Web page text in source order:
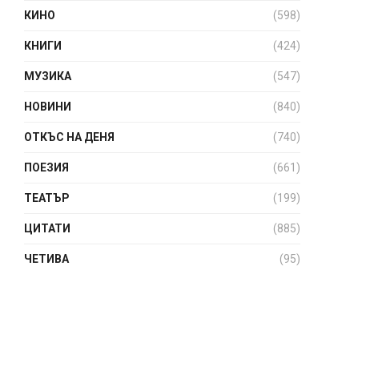
КИНО (598)
КНИГИ (424)
МУЗИКА (547)
НОВИНИ (840)
ОТКЪС НА ДЕНЯ (740)
ПОЕЗИЯ (661)
ТЕАТЪР (199)
ЦИТАТИ (885)
ЧЕТИВА (95)